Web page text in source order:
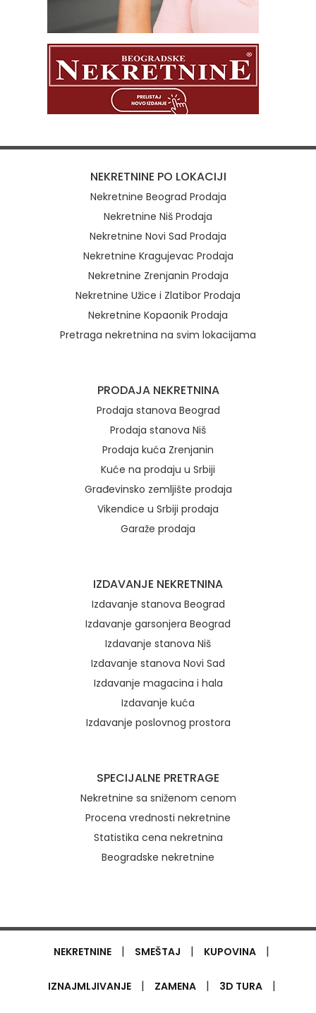
NEKRETNINE PO LOKACIJI
Nekretnine Beograd Prodaja
Nekretnine Niš Prodaja
Nekretnine Novi Sad Prodaja
Nekretnine Kragujevac Prodaja
Nekretnine Zrenjanin Prodaja
Nekretnine Užice i Zlatibor Prodaja
Nekretnine Kopaonik Prodaja
Pretraga nekretnina na svim lokacijama
PRODAJA NEKRETNINA
Prodaja stanova Beograd
Prodaja stanova Niš
Prodaja kuća Zrenjanin
Kuće na prodaju u Srbiji
Građevinsko zemljište prodaja
Vikendice u Srbiji prodaja
Garaže prodaja
IZDAVANJE NEKRETNINA
Izdavanje stanova Beograd
Izdavanje garsonjera Beograd
Izdavanje stanova Niš
Izdavanje stanova Novi Sad
Izdavanje magacina i hala
Izdavanje kuća
Izdavanje poslovnog prostora
SPECIJALNE PRETRAGE
Nekretnine sa sniženom cenom
Procena vrednosti nekretnine
Statistika cena nekretnina
Beogradske nekretnine
NEKRETNINE | SMEŠTAJ | KUPOVINA |
IZNAJMLJIVANJE | ZAMENA | 3D TURA |